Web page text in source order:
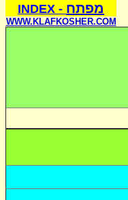
מפתח -
INDEX
WWW.KLAFKOSHER.COM